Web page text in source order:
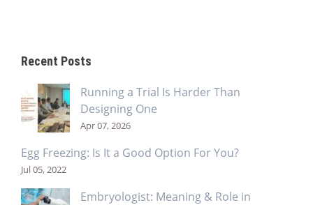
Recent Posts
Running a Trial Is Harder Than
Designing One
Apr 07, 2026
Egg Freezing: Is It a Good Option For You?
Jul 05, 2022
Embryologist: Meaning & Role in